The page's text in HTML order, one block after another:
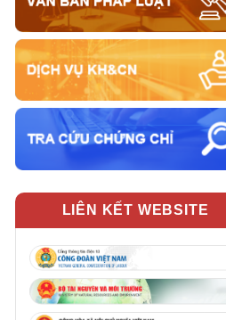
LIÊN KẾT WEBSITE